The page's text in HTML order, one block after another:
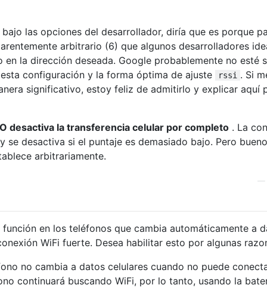
las opciones del desarrollador, diría que es porque
arbitrario (6) que algunos desarrolladores
la dirección deseada. Google probablemente no esté
configuración y la forma óptima de ajuste
rssi . Si
significativo, estoy feliz de admitirlo y explicar aquí
desactiva la transferencia celular por completo . La
se desactiva si el puntaje es demasiado bajo. Pero
arbitrariamente.
en los teléfonos que cambia automáticamente a
WiFi fuerte. Desea habilitar esto por algunas
no cambia a datos celulares cuando no puede
continuará buscando WiFi, por lo tanto, usando la